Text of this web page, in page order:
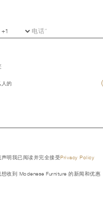
人的
声明我已阅读并完全接受Privacy Policy
想收到 Modenese Furniture 的新闻和优惠